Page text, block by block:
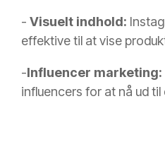
- Visuelt indhold:
effektive til at vise
-Influencer marketing:
influencers for at nå ud til